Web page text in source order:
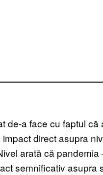
de-a face cu faptul că
direct asupra
arată că pandemia
semnificativ asupra